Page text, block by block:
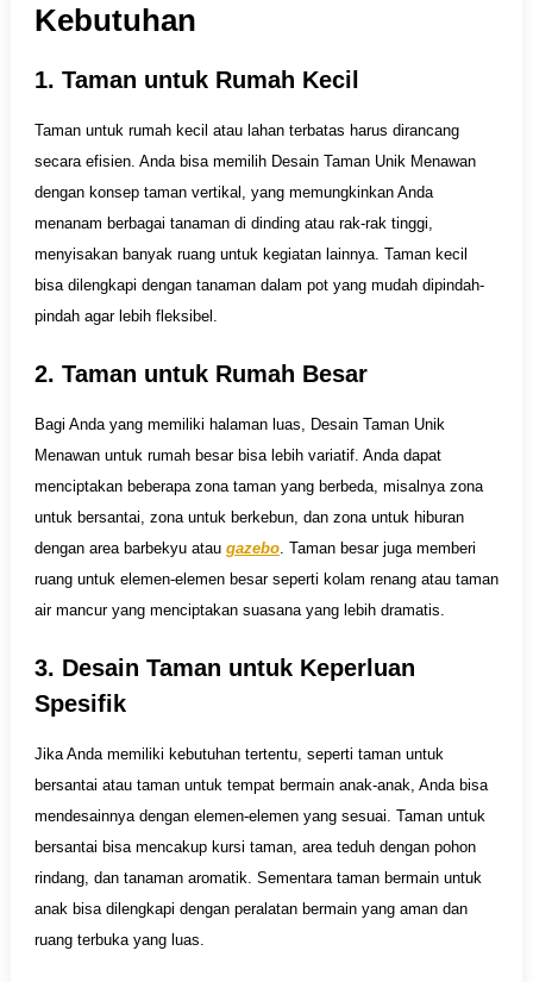
Kebutuhan
1. Taman untuk Rumah Kecil
Taman untuk rumah kecil atau lahan terbatas harus dirancang
secara efisien. Anda bisa memilih Desain Taman Unik Menawan
dengan konsep taman vertikal, yang memungkinkan Anda
menanam berbagai tanaman di dinding atau rak-rak tinggi,
menyisakan banyak ruang untuk kegiatan lainnya. Taman kecil
bisa dilengkapi dengan tanaman dalam pot yang mudah dipindah-
pindah agar lebih fleksibel.
2. Taman untuk Rumah Besar
Bagi Anda yang memiliki halaman luas, Desain Taman Unik
Menawan untuk rumah besar bisa lebih variatif. Anda dapat
menciptakan beberapa zona taman yang berbeda, misalnya zona
untuk bersantai, zona untuk berkebun, dan zona untuk hiburan
dengan area barbekyu atau gazebo. Taman besar juga memberi
ruang untuk elemen-elemen besar seperti kolam renang atau taman
air mancur yang menciptakan suasana yang lebih dramatis.
3. Desain Taman untuk Keperluan
Spesifik
Jika Anda memiliki kebutuhan tertentu, seperti taman untuk
bersantai atau taman untuk tempat bermain anak-anak, Anda bisa
mendesainnya dengan elemen-elemen yang sesuai. Taman untuk
bersantai bisa mencakup kursi taman, area teduh dengan pohon
rindang, dan tanaman aromatik. Sementara taman bermain untuk
anak bisa dilengkapi dengan peralatan bermain yang aman dan
ruang terbuka yang luas.